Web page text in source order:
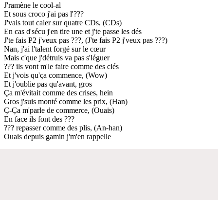
J'ramène le cool-al
Et sous croco j'ai pas l'???
J'vais tout caler sur quatre CDs, (CDs)
En cas d'sécu j'en tire une et j'te passe les dés
J'te fais P2 j'veux pas ???, (J'te fais P2 j'veux pas ???)
Nan, j'ai l'talent forgé sur le cœur
Mais c'que j'détruis va pas s'léguer
??? ils vont m'le faire comme des clés
Et j'vois qu'ça commence, (Wow)
Et j'oublie pas qu'avant, gros
Ça m'évitait comme des crises, hein
Gros j'suis monté comme les prix, (Han)
Ç-Ça m'parle de commerce, (Ouais)
En face ils font des ???
??? repasser comme des plis, (An-han)
Ouais depuis gamin j'm'en rappelle